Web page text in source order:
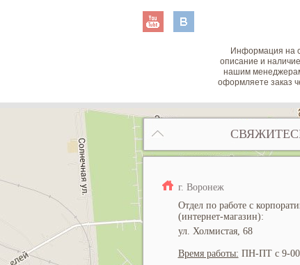
Информация на
описание и
нашим
оформляете заказ
г. Воронеж
Отдел по работе с
(интернет-магазин):
ул. Холмистая, 68
Время работы: ПН-ПТ с 9-00